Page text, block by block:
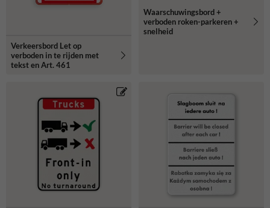
Verkeersbord Let op
verboden in te rijden met
tekst en Art. 461
Waarschuwingsbord +
verboden roken-parkeren +
snelheid